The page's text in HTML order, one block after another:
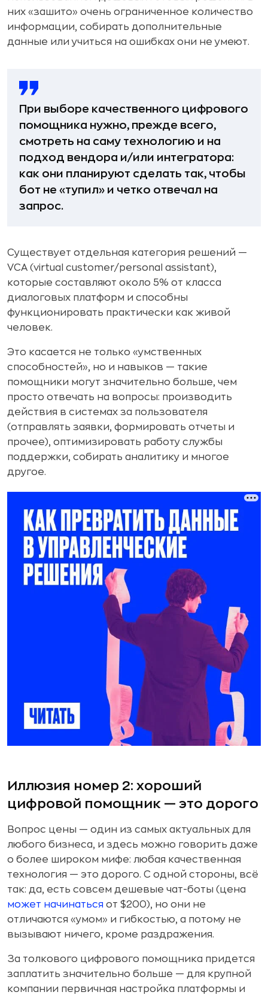
них «зашито» очень ограниченное количество
информации, собирать дополнительные
данные или учиться на ошибках они не умеют.
При выборе качественного цифрового
помощника нужно, прежде всего,
смотреть на саму технологию и на
подход вендора и/или интегратора:
как они планируют сделать так, чтобы
бот не «тупил» и четко отвечал на
запрос.
Существует отдельная категория решений —
VCA (virtual customer/personal assistant),
которые составляют около 5% от класса
диалоговых платформ и способны
функционировать практически как живой
человек.
Это касается не только «умственных
способностей», но и навыков — такие
помощники могут значительно больше, чем
просто отвечать на вопросы: производить
действия в системах за пользователя
(отправлять заявки, формировать отчеты и
прочее), оптимизировать работу службы
поддержки, собирать аналитику и многое
другое.
Иллюзия номер 2: хороший
цифровой помощник — это дорого
Вопрос цены — один из самых актуальных для
любого бизнеса, и здесь можно говорить даже
о более широком мифе: любая качественная
технология — это дорого. С одной стороны, всё
так: да, есть совсем дешевые чат-боты (цена
может начинаться от $200), но они не
отличаются «умом» и гибкостью, а потому не
вызывают ничего, кроме раздражения.
За толкового цифрового помощника придется
заплатить значительно больше — для крупной
компании первичная настройка платформы и